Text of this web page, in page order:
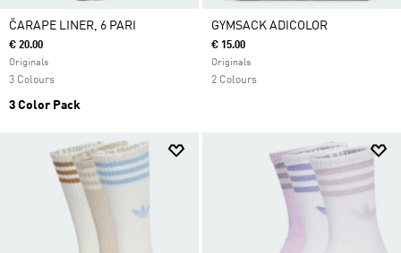
ČARAPE LINER, 6 PARI
€ 20.00
Originals
3 Colours
3 Color Pack
GYMSACK ADICOLOR
€ 15.00
Originals
2 Colours